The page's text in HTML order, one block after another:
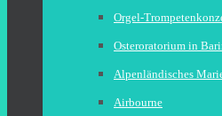
Orgel-
Osteroratorium in
Alpenländisches
Airbourne